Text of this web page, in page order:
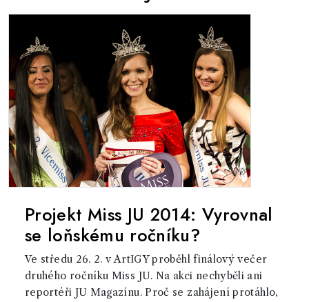
Projekt Miss JU 2014: Vyrovnal
se loňskému ročníku?
Ve středu 26. 2. v ArtIGY proběhl finálový večer
druhého ročníku Miss JU. Na akci nechyběli ani
reportéři JU Magazínu. Proč se zahájení protáhlo,